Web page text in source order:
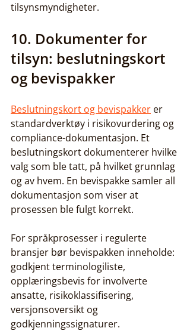
tilsynsmyndigheter.
10. Dokumenter for
tilsyn: beslutningskort
og bevispakker
Beslutningskort og bevispakker er
standardverktøy i risikovurdering og
compliance-dokumentasjon. Et
beslutningskort dokumenterer hvilke
valg som ble tatt, på hvilket grunnlag
og av hvem. En bevispakke samler all
dokumentasjon som viser at
prosessen ble fulgt korrekt.
For språkprosesser i regulerte
bransjer bør bevispakken inneholde:
godkjent terminologiliste,
opplæringsbevis for involverte
ansatte, risikoklassifisering,
versjonsoversikt og
godkjenningssignaturer.